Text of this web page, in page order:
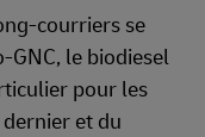
courriers se
GNC, le biodiesel
pour les
et du